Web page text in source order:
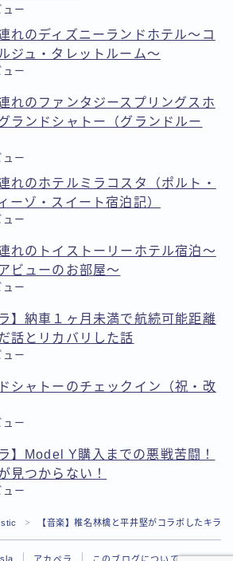
Follow Me
ー
れのディズニーランドホテル〜コ
ジュ・タレットルーム〜
ー
れのファンタジースプリングスホ
ランドシャトー（グランドルー
ー
れのホテルミラコスタ（ポルト・
ーゾ・スイート宿泊記）
ー
れのトイストーリーホテル宿泊〜
ビューのお部屋〜
ー
】納車１ヶ月未満で航続可能距離
話とリカバリした話
ー
シャトーのチェックイン（祝・改
ー
】Model Y購入までの悪戦苦闘！
見つからない！
ー
＞ 【音楽】椎名林檎と平井堅がコラボしたキラ